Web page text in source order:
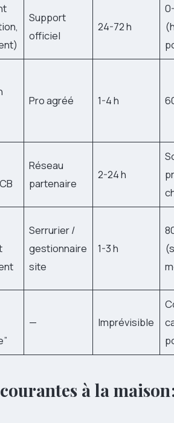
Support
officiel
24-72 h
Pro agréé 1-4 h
Réseau
partenaire
2-24 h
Serrurier /
gestionnaire
site
1-3 h
— Imprévisible
à la